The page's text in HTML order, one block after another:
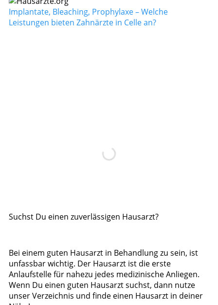
Implantate, Bleaching, Prophylaxe – Welche
Leistungen bieten Zahnärzte in Celle an?
Suchst Du einen zuverlässigen Hausarzt?
Bei einem guten Hausarzt in Behandlung zu sein, ist
unfassbar wichtig. Der Hausarzt ist die erste
Anlaufstelle für nahezu jedes medizinische Anliegen.
Wenn Du einen guten Hausarzt suchst, dann nutze
unser Verzeichnis und finde einen Hausarzt in deiner